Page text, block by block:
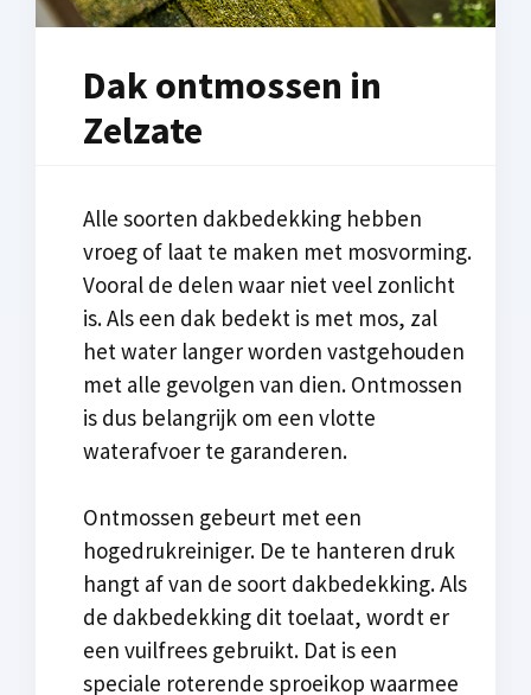
Dak ontmossen in
Zelzate
Alle soorten dakbedekking hebben
vroeg of laat te maken met mosvorming.
Vooral de delen waar niet veel zonlicht
is. Als een dak bedekt is met mos, zal
het water langer worden vastgehouden
met alle gevolgen van dien. Ontmossen
is dus belangrijk om een vlotte
waterafvoer te garanderen.
Ontmossen gebeurt met een
hogedrukreiniger. De te hanteren druk
hangt af van de soort dakbedekking. Als
de dakbedekking dit toelaat, wordt er
een vuilfrees gebruikt. Dat is een
speciale roterende sproeikop waarmee